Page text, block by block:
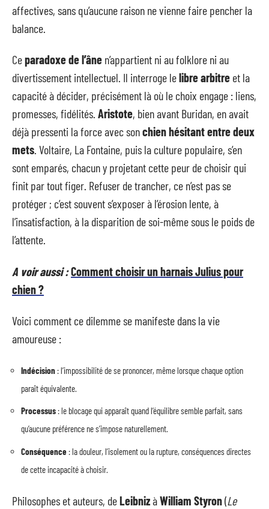
affectives, sans qu’aucune raison ne vienne faire pencher la
balance.
Ceparadoxe de l’âne n’appartient ni au folklore ni au
divertissement intellectuel. Il interroge lelibre arbitre et la
capacité à décider, précisément là où le choix engage : liens,
promesses, fidélités. Aristote, bien avant Buridan, en avait
déjà pressenti la force avec sonchien hésitant entre deux
mets. Voltaire, La Fontaine, puis la culture populaire, s’en
sont emparés, chacun y projetant cette peur de choisir qui
finit par tout figer. Refuser de trancher, ce n’est pas se
protéger ; c’est souvent s’exposer à l’érosion lente, à
l’insatisfaction, à la disparition de soi-même sous le poids de
l’attente.
A voir aussi :Comment choisir un harnais Julius pour
chien ?
Voici comment ce dilemme se manifeste dans la vie
amoureuse :
Indécision : l’impossibilité de se prononcer, même lorsque chaque option
paraît équivalente.
Processus : le blocage qui apparaît quand l’équilibre semble parfait, sans
qu’aucune préférence ne s’impose naturellement.
Conséquence : la douleur, l’isolement ou la rupture, conséquences directes
de cette incapacité à choisir.
Philosophes et auteurs, deLeibnizàWilliam Styron(Le